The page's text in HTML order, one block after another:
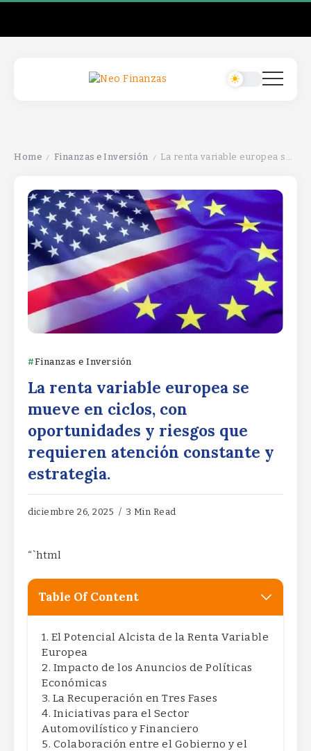
Home / Finanzas e Inversión / La renta variable europea se mueve en ciclos, con oportunidades y riesgos que requieren atención constante y estrategia.
Finanzas e Inversión
La renta variable europea se
mueve en ciclos, con
oportunidades y riesgos que
requieren atención constante y
estrategia.
diciembre 26, 2025 3 Min Read
“`html
Table Of Content
El Potencial Alcista de la Renta Variable
Europea
Impacto de los Anuncios de Políticas
Económicas
La Recuperación en Tres Fases
Iniciativas para el Sector
Automovilístico y Financiero
Colaboración entre el Gobierno y el